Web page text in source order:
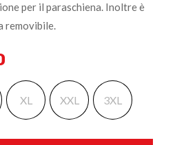
per il paraschiena. Inoltre è
removibile.
XL XXL 3XL